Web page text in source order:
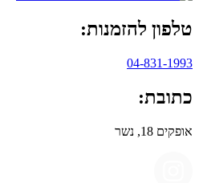
טלפון להזמנות:
04-831-1993
כתובת:
אופקים 18, נשר